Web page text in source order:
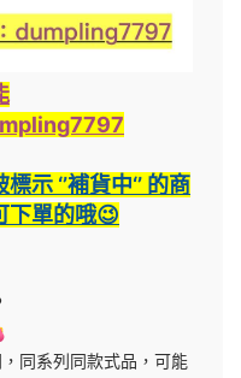
示 ‘’補貨中‘’ 的商
下單的哦😉
同系列同款式品，可能